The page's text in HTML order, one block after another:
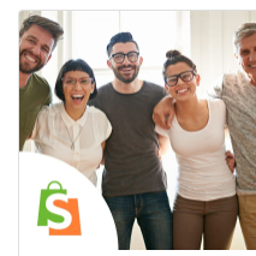
l'intervention d'un chef
de projet externalisé
rapide et compétent.
𝐓𝐚𝐫𝐢𝐟 𝐢𝐧𝐝𝐢𝐜𝐚𝐭𝐢𝐟. 𝐂𝐥𝐢𝐪𝐮𝐞𝐳
𝐬𝐮𝐫 « 𝐀𝐉𝐎𝐔𝐓𝐄𝐑 𝐀𝐔
𝐏𝐀𝐍𝐈𝐄𝐑 » 𝐩𝐨𝐮𝐫
𝐫𝐞𝐜𝐞𝐯𝐨𝐢𝐫 𝐮𝐧 𝐝𝐞𝐯𝐢𝐬
𝐠𝐫𝐚𝐭𝐮𝐢𝐭, 𝐩𝐞𝐫𝐬𝐨𝐧𝐧𝐚𝐥𝐢𝐬𝐚𝐛𝐥𝐞
𝐞𝐭 𝐬𝐚𝐧𝐬 𝐞𝐧𝐠𝐚𝐠𝐞𝐦𝐞𝐧𝐭.